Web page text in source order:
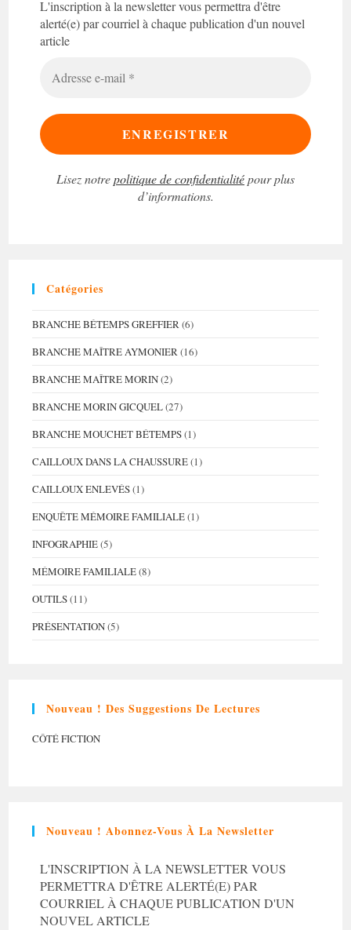
L'inscription à la newsletter vous permettra d'être
alerté(e) par courriel à chaque publication d'un nouvel
article
Lisez notrepolitique de confidentialitépour plus
d’informations.
Catégories
BRANCHE BÉTEMPS GREFFIER(6)
BRANCHE MAÎTRE AYMONIER(16)
BRANCHE MAÎTRE MORIN(2)
BRANCHE MORIN GICQUEL(27)
BRANCHE MOUCHET BÉTEMPS(1)
CAILLOUX DANS LA CHAUSSURE(1)
CAILLOUX ENLEVÉS(1)
ENQUÊTE MÉMOIRE FAMILIALE(1)
INFOGRAPHIE(5)
MÉMOIRE FAMILIALE(8)
OUTILS(11)
PRÉSENTATION(5)
Nouveau ! Des Suggestions De Lectures
CÔTÉ FICTION
Nouveau ! Abonnez-Vous À La Newsletter
L'INSCRIPTION À LA NEWSLETTER VOUS
PERMETTRA D'ÊTRE ALERTÉ(E) PAR
COURRIEL À CHAQUE PUBLICATION D'UN
NOUVEL ARTICLE